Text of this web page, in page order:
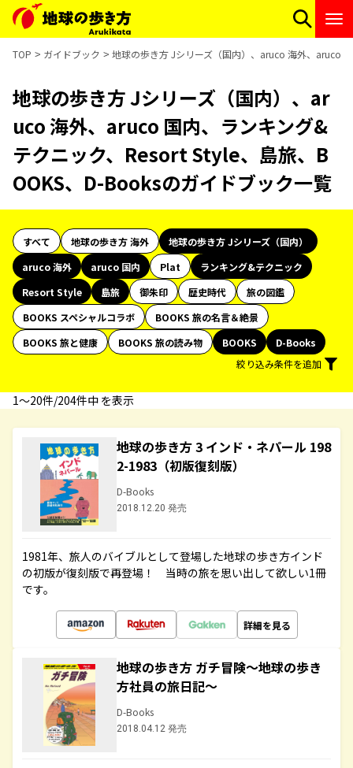
TOP ガイドブック 地球の歩き方 Jシリーズ（国内）、aruco 海外、aruco
地球の歩き方 Jシリーズ（国内）、ar
uco 海外、aruco 国内、ランキング&
テクニック、Resort Style、島旅、B
OOKS、D-Booksのガイドブック一覧
すべて 地球の歩き方 海外
地球の歩き方 Jシリーズ（国内）
aruco 海外
aruco 国内 Plat
ランキング&テクニック
Resort Style
島旅 御朱印 歴史時代
旅の図鑑
BOOKS スペシャルコラボ
BOOKS 旅の名言＆絶景
BOOKS 旅と健康
BOOKS 旅の読み物 BOOKS
D-Books
絞り込み条件を追加
1〜20件/204件中 を表示
地球の歩き方 3 インド・ネパール 198
2-1983（初版復刻版）
D-Books
2018.12.20 発売
1981年、旅人のバイブルとして登場した地球の歩き方インド
の初版が復刻版で再登場！ 当時の旅を思い出して欲しい1冊
です。
詳細を見る
地球の歩き方 ガチ冒険～地球の歩き
方社員の旅日記～
D-Books
2018.04.12 発売